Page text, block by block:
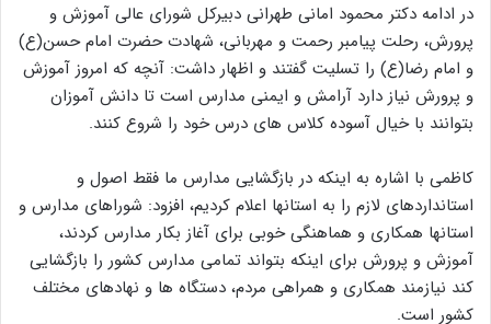
در ادامه دکتر محمود امانی طهرانی دبیرکل شورای عالی آموزش و
پرورش، رحلت پیامبر رحمت و مهربانی، شهادت حضرت امام حسن(ع)
و امام رضا(ع) را تسلیت گفتند و اظهار داشت: آنچه که امروز آموزش
و پرورش نیاز دارد آرامش و ایمنی مدارس است تا دانش آموزان
بتوانند با خیال آسوده کلاس های درس خود را شروع کنند.
کاظمی با اشاره به اینکه در بازگشایی مدارس ما فقط اصول و
استانداردهای لازم را به استانها اعلام کردیم، افزود: شوراهای مدارس و
استانها همکاری و هماهنگی خوبی برای آغاز بکار مدارس کردند،
آموزش و پرورش برای اینکه بتواند تمامی مدارس کشور را بازگشایی
کند نیازمند همکاری و همراهی مردم، دستگاه ها و نهادهای مختلف
کشور است.